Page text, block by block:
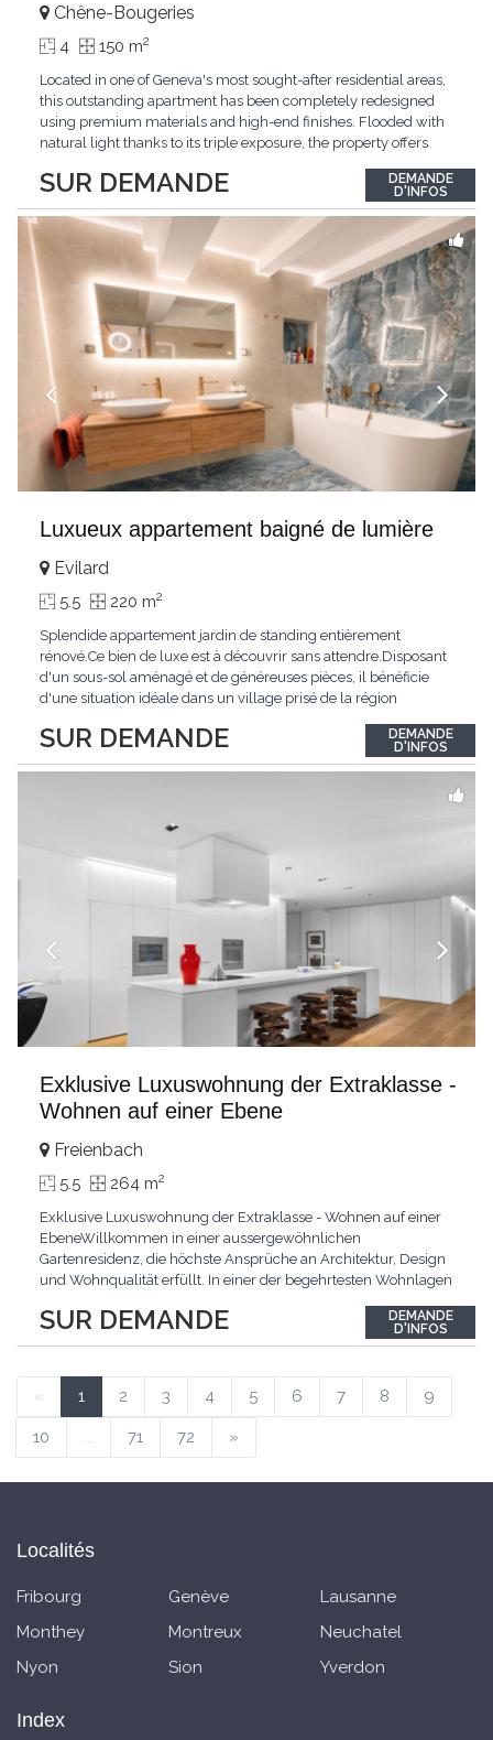
SUR DEMANDE
Chêne-Bougeries
4 150 m2
Located in one of Geneva's most sought-after residential areas,
this outstanding apartment has been completely redesigned
using premium materials and high-end finishes. Flooded with
natural light thanks to its triple exposure, the property offers
master suite, elegant reception areas, and a spacious terrace
overlooking a peaceful and green...
DEMANDE
D'INFOS
Luxueux appartement baigné de lumière
SUR DEMANDE
Evilard
5.5 220 m2
Splendide appartement jardin de standing entièrement
rénové.Ce bien de luxe est à découvrir sans attendre.Disposant
d'un sous-sol aménagé et de généreuses pièces, il bénéficie
d'une situation idéale dans un village prisé de la région
hors du commun tout au long de la journée.Points forts:4
grandes chambresUn vaste séjour...
DEMANDE
D'INFOS
Exklusive Luxuswohnung der Extraklasse -
Wohnen auf einer Ebene
SUR DEMANDE
Freienbach
5.5 264 m2
Exklusive Luxuswohnung der Extraklasse - Wohnen auf einer
EbeneWillkommen in einer aussergewöhnlichen
Gartenresidenz, die höchste Ansprüche an Architektur, Design
und Wohnqualität erfüllt. In einer der begehrtesten Wohnlagen
exklusives Zuhause mit über 230 m² Wohnfläche, das
Grosszügigkeit, Privatsphäre und zeitlose Eleganz auf
DEMANDE
D'INFOS
« 1 2 3 4 5 6 7 8 9
10 ... 71 72 »
Localités
Fribourg Genève
Lausanne
Monthey
Montreux
Neuchatel
Nyon
Sion Yverdon
Index